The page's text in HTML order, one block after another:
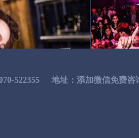
522355 地址：添加微信免费咨